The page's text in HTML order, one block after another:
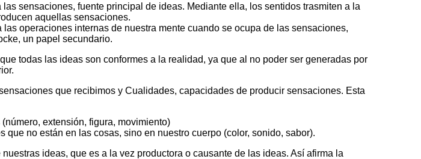
las sensaciones, fuente principal de ideas. Mediante ella, los sentidos trasmiten a la
aquellas sensaciones.
las operaciones internas de nuestra mente cuando se ocupa de las sensaciones,
un papel secundario.
todas las ideas son conformes a la realidad, ya que al no poder ser generadas por
que recibimos y Cualidades, capacidades de producir sensaciones. Esta
extensión, figura, movimiento)
que no están en las cosas, sino en nuestro cuerpo (color, sonido, sabor).
ideas, que es a la vez productora o causante de las ideas. Así afirma la